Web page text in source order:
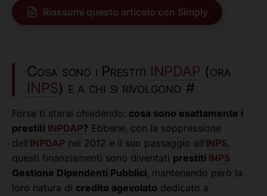
Riassumi questo articolo con Simply
Cosa sono i Prestiti INPDAP (ora
INPS) e a chi si rivolgono #
Forse ti starai chiedendo: cosa sono esattamente i
prestiti INPDAP? Ebbene, con la soppressione
dell’INPDAP nel 2012 e il suo passaggio all’INPS,
questi finanziamenti sono diventati prestiti INPS
Gestione Dipendenti Pubblici, mantenendo però la
loro natura di credito agevolato dedicato a